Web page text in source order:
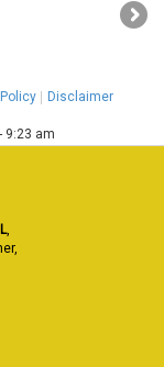
›
Disclaimer
9:23 am
,